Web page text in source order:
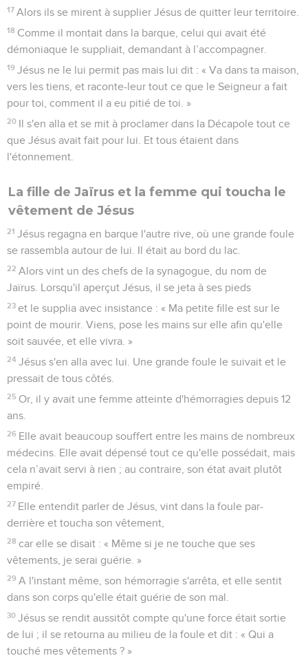
17 Alors ils se mirent à supplier Jésus de quitter leur territoire.
18 Comme il montait dans la barque, celui qui avait été
démoniaque le suppliait, demandant à l’accompagner.
19 Jésus ne le lui permit pas mais lui dit : « Va dans ta maison,
vers les tiens, et raconte-leur tout ce que le Seigneur a fait
pour toi, comment il a eu pitié de toi. »
20 Il s'en alla et se mit à proclamer dans la Décapole tout ce
que Jésus avait fait pour lui. Et tous étaient dans
l'étonnement.
La fille de Jaïrus et la femme qui toucha le
vêtement de Jésus
21 Jésus regagna en barque l'autre rive, où une grande foule
se rassembla autour de lui. Il était au bord du lac.
22 Alors vint un des chefs de la synagogue, du nom de
Jaïrus. Lorsqu'il aperçut Jésus, il se jeta à ses pieds
23 et le supplia avec insistance : « Ma petite fille est sur le
point de mourir. Viens, pose les mains sur elle afin qu'elle
soit sauvée, et elle vivra. »
24 Jésus s'en alla avec lui. Une grande foule le suivait et le
pressait de tous côtés.
25 Or, il y avait une femme atteinte d'hémorragies depuis 12
ans.
26 Elle avait beaucoup souffert entre les mains de nombreux
médecins. Elle avait dépensé tout ce qu'elle possédait, mais
cela n’avait servi à rien ; au contraire, son état avait plutôt
empiré.
27 Elle entendit parler de Jésus, vint dans la foule par-
derrière et toucha son vêtement,
28 car elle se disait : « Même si je ne touche que ses
vêtements, je serai guérie. »
29 A l'instant même, son hémorragie s'arrêta, et elle sentit
dans son corps qu'elle était guérie de son mal.
30 Jésus se rendit aussitôt compte qu'une force était sortie
de lui ; il se retourna au milieu de la foule et dit : « Qui a
touché mes vêtements ? »